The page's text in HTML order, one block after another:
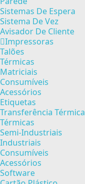
Sistemas De Espera
Sistema De Vez
Avisador De Cliente
Impressoras
Talões
Térmicas
Matriciais
Consumíveis
Acessórios
Etiquetas
Transferência Térmica
Térmicas
Semi-Industriais
Industriais
Consumíveis
Acessórios
Software